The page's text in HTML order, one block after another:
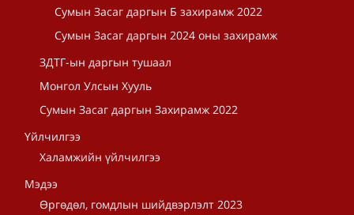
Сумын Засаг даргын Б захирамж 2022
Сумын Засаг даргын 2024 оны захирамж
ЗДТГ-ын даргын тушаал
Монгол Улсын Хууль
Сумын Засаг даргын Захирамж 2022
Үйлчилгээ
Халамжийн үйлчилгээ
Мэдээ
Өргөдөл, гомдлын шийдвэрлэлт 2023